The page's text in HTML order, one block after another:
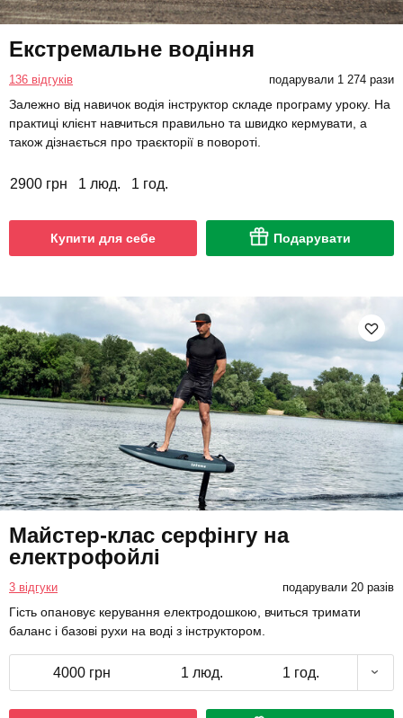
Екстремальне водіння
136 відгуків подарували 1 274 рази
Залежно від навичок водія інструктор складе програму уроку. На
практиці клієнт навчиться правильно та швидко кермувати, а
також дізнається про траєкторії в повороті.
2900 грн 1 люд. 1 год.
Купити для себе Подарувати
Майстер-клас серфінгу на
електрофойлі
3 відгуки подарували 20 разів
Гість опановує керування електродошкою, вчиться тримати
баланс і базові рухи на воді з інструктором.
4000 грн 1 люд. 1 год.